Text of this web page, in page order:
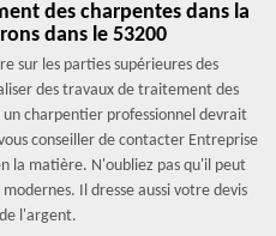
des charpentes dans la
dans le 53200
sur les parties supérieures des
des travaux de traitement des
charpentier professionnel devrait
conseiller de contacter Entreprise
la matière. N'oubliez pas qu'il peut
Il dresse aussi votre devis
l'argent.